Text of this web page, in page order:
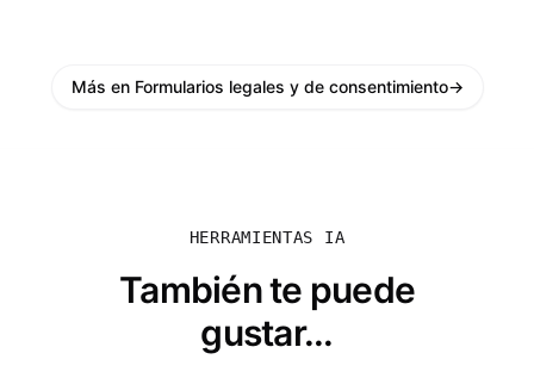
Más en Formularios legales y de consentimiento→
HERRAMIENTAS IA
También te puede
gustar...